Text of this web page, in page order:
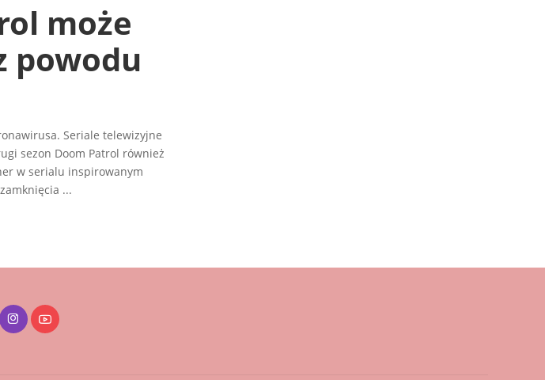
może
powodu
Seriale telewizyjne
sezon Doom Patrol również
w serialu inspirowanym
...